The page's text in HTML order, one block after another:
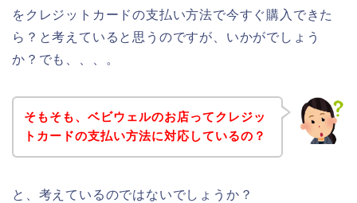
をクレジットカードの支払い方法で今すぐ購入できた
ら？と考えていると思うのですが、いかがでしょう
か？でも、、、。
そもそも、ベビウェルのお店ってクレジッ
トカードの支払い方法に対応しているの？
と、考えているのではないでしょうか？